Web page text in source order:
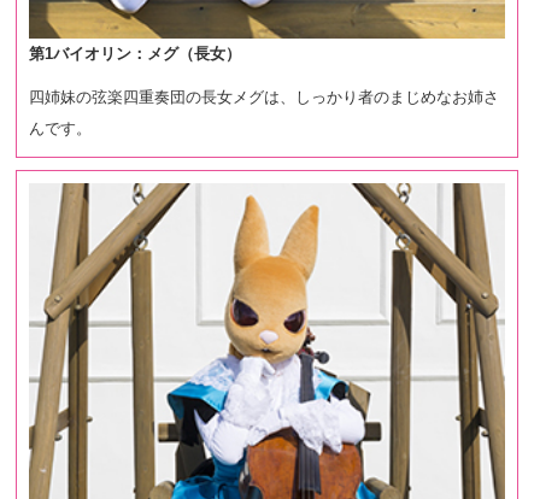
第1バイオリン：メグ（長女）
四姉妹の弦楽四重奏団の長女メグは、しっかり者のまじめなお姉さ
んです。